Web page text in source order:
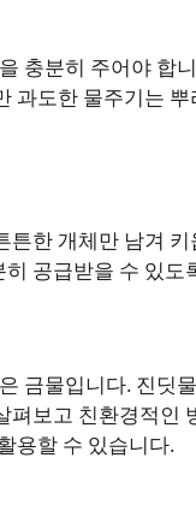
충분히 주어야 합
과도한 물주기는
한 개체만 남겨
공급받을 수 있도
금물입니다. 진딧
보고 친환경적인
용할 수 있습니다.